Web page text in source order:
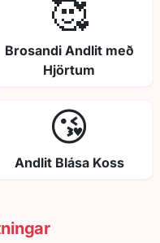
🥰
Brosandi Andlit með
Hjörtum
😘
Andlit Blása Koss